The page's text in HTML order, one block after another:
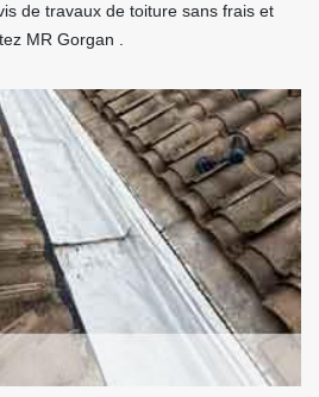
de travaux de toiture sans frais et
MR Gorgan .